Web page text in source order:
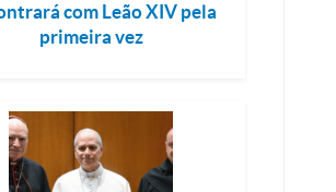
com Leão XIV pela
primeira vez